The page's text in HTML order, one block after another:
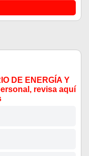
DE ENERGÍA Y
revisa aquí